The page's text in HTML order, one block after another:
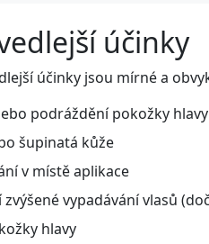
účinky
účinky jsou mírné a
podráždění pokožky hlavy
šupinatá kůže
v místě aplikace
zvýšené vypadávání vlasů
hlavy